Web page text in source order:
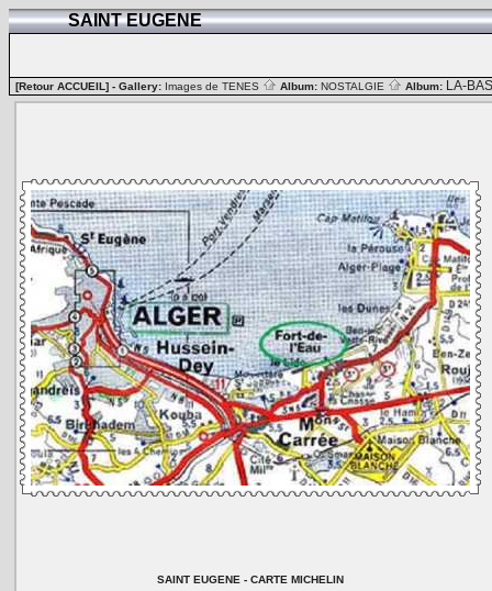
SAINT EUGENE
[Retour ACCUEIL] - Gallery: Images de TENES Album: NOSTALGIE Album: LA-BAS
SAINT EUGENE - CARTE MICHELIN